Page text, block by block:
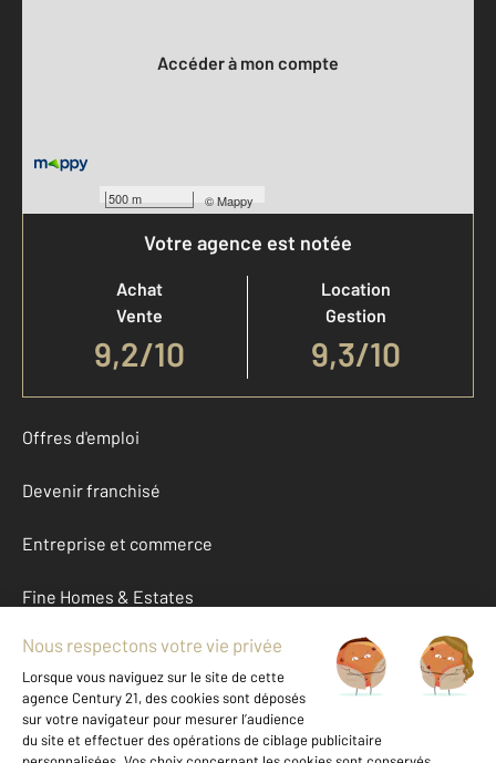
500 m ©Mappy
Accéder à mon compte
Votre agence est notée
Achat
Vente
9,2/10
Location
Gestion
9,3/10
Offres d'emploi
Devenir franchisé
Entreprise et commerce
Fine Homes & Estates
À propos
International
Nous contacter